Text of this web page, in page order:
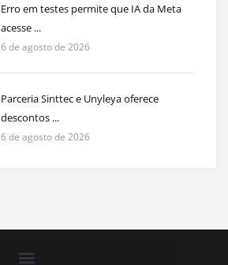
Erro em testes permite que IA da Meta
acesse ...
6 de agosto de 2026
Parceria Sinttec e Unyleya oferece
descontos ...
6 de agosto de 2026